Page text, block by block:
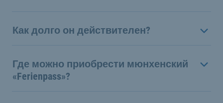
Как долго он действителен?
Где можно приобрести мюнхенский
«Ferienpass»?